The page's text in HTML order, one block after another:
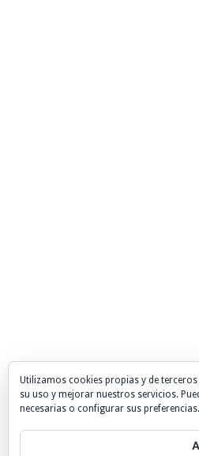
Utilizamos cookies propias y de
su uso y mejorar nuestros servicios.
necesarias o configurar sus preferencias.